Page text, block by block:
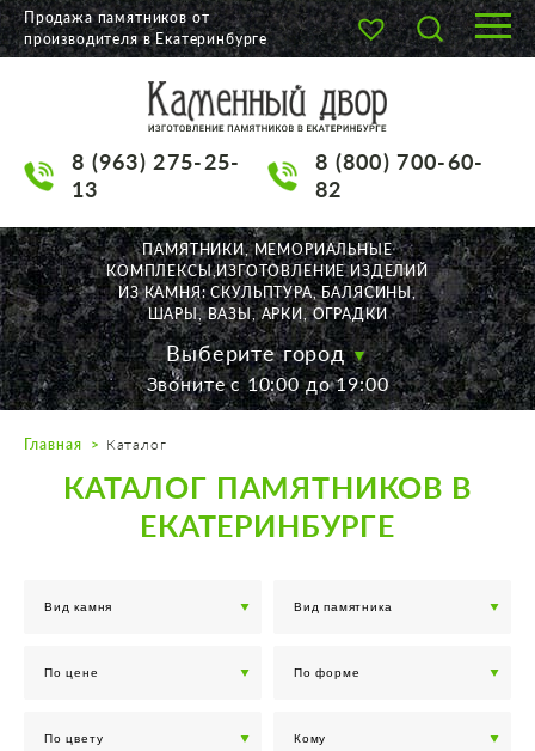
О КОМПАНИИ
НАШИ РАБОТЫ
АКЦИИ
ДОСТАВКА
КОНТАКТЫ
K2532513@yandex.ru
Пн. — Пт. с 10:00 до 19:00
Воскресенье по договор.
Продажа памятников от
производителя в Екатеринбурге
8 (963) 275-25-
13
8 (800) 700-60-
82
ПАМЯТНИКИ, МЕМОРИАЛЬНЫЕ
КОМПЛЕКСЫ,ИЗГОТОВЛЕНИЕ ИЗДЕЛИЙ
ИЗ КАМНЯ: СКУЛЬПТУРА, БАЛЯСИНЫ,
ШАРЫ, ВАЗЫ, АРКИ, ОГРАДКИ
Выберите город
Звоните с 10:00 до 19:00
Главная Каталог
КАТАЛОГ ПАМЯТНИКОВ В
ЕКАТЕРИНБУРГЕ